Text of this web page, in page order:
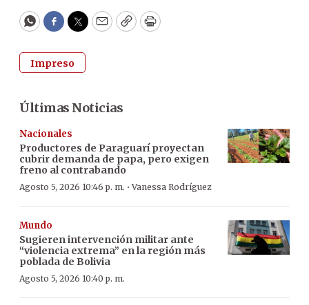
WhatsApp
Facebook
Twitter
EmailCopyPrint
Impreso
Últimas Noticias
Nacionales
Productores de Paraguarí proyectan
cubrir demanda de papa, pero exigen
freno al contrabando
Agosto 5, 2026 10:46 p. m. ·Vanessa Rodríguez
Mundo
Sugieren intervención militar ante
“violencia extrema” en la región más
poblada de Bolivia
Agosto 5, 2026 10:40 p. m.